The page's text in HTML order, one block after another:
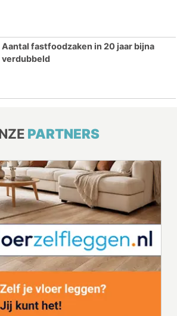
Aantal fastfoodzaken in 20 jaar bijna
verdubbeld
PARTNERS